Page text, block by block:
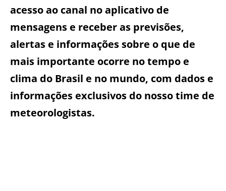
acesso ao canal no aplicativo de
mensagens e receber as previsões,
alertas e informações sobre o que de
mais importante ocorre no tempo e
clima do Brasil e no mundo, com dados e
informações exclusivos do nosso time de
meteorologistas.